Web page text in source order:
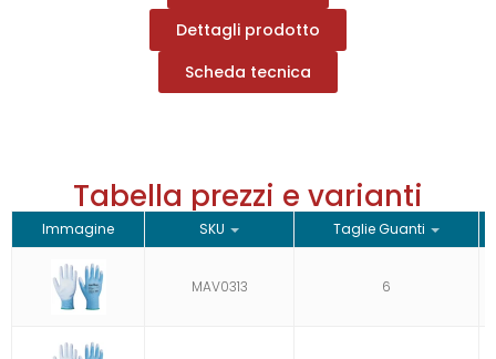
Dettagli prodotto
Scheda tecnica
Tabella prezzi e varianti
Immagine SKU Taglie Guanti
MAV0313 6